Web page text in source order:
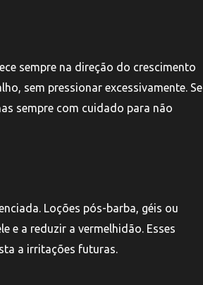
sempre na direção do crescimento
sem pressionar excessivamente. Se
sempre com cuidado para não
Loções pós-barba, géis ou
e a reduzir a vermelhidão. Esses
a irritações futuras.